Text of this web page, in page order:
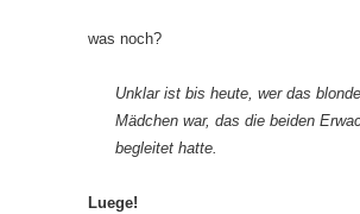
was noch?
Unklar ist bis heute, wer das
Mädchen war, das die beiden
begleitet hatte.
Luege!